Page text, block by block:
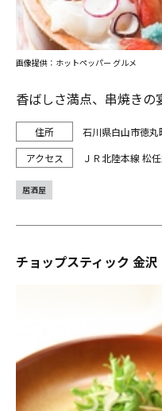
香ばしさ満点、串焼き
石川県白山市徳丸
ＪＲ北陸本線 松
画像提供：ホットペッパー グルメ
居酒屋
チョップスティック 金沢